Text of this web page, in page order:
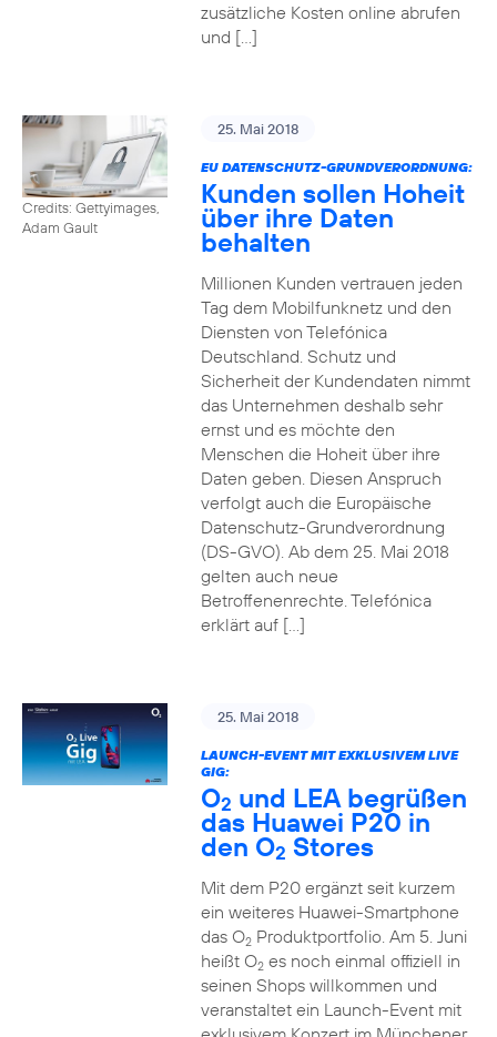
zusätzliche Kosten online abrufen
und […]
Credits: Gettyimages,
Adam Gault
25. Mai 2018
EU DATENSCHUTZ-GRUNDVERORDNUNG:
Kunden sollen Hoheit
über ihre Daten
behalten
Millionen Kunden vertrauen jeden
Tag dem Mobilfunknetz und den
Diensten von Telefónica
Deutschland. Schutz und
Sicherheit der Kundendaten nimmt
das Unternehmen deshalb sehr
ernst und es möchte den
Menschen die Hoheit über ihre
Daten geben. Diesen Anspruch
verfolgt auch die Europäische
Datenschutz-Grundverordnung
(DS-GVO). Ab dem 25. Mai 2018
gelten auch neue
Betroffenenrechte. Telefónica
erklärt auf […]
25. Mai 2018
LAUNCH-EVENT MIT EXKLUSIVEM LIVE
GIG:
O2 und LEA begrüßen
das Huawei P20 in
den O2 Stores
Mit dem P20 ergänzt seit kurzem
ein weiteres Huawei-Smartphone
das O2Produktportfolio. Am 5. Juni
heißt O2es noch einmal offiziell in
seinen Shops willkommen und
veranstaltet ein Launch-Event mit